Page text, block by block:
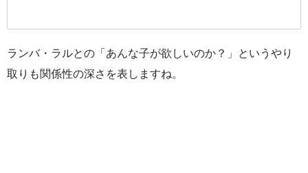
ランバ・ラルとの「あんな子が欲しいのか？」というやり
取りも関係性の深さを表しますね。